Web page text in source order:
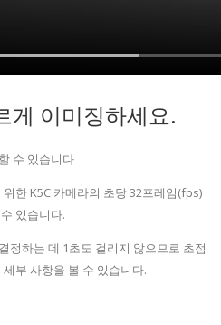
게 이미징하세요.
수 있습니다
한 K5C 카메라의 초당 32프레임(fps)
있습니다.
정하는 데 1초도 걸리지 않으므로 초점
부 사항을 볼 수 있습니다.